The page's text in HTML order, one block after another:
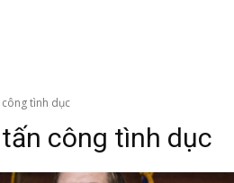
công tình dục
tấn công tình dục